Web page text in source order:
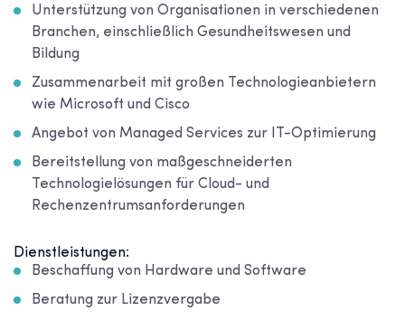
Unterstützung von Organisationen in verschiedenen
Branchen, einschließlich Gesundheitswesen und
Bildung
Zusammenarbeit mit großen Technologieanbietern
wie Microsoft und Cisco
Angebot von Managed Services zur IT-Optimierung
Bereitstellung von maßgeschneiderten
Technologielösungen für Cloud- und
Rechenzentrumsanforderungen
Dienstleistungen:
Beschaffung von Hardware und Software
Beratung zur Lizenzvergabe